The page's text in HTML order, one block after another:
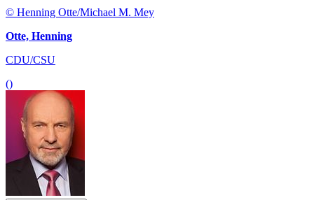
© Henning Otte/Michael M. Mey
Otte, Henning
CDU/CSU
()